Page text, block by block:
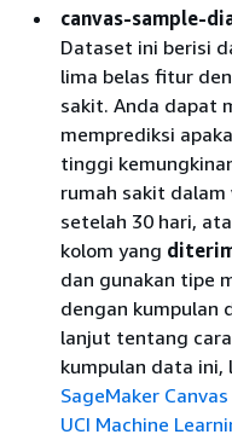
canvas-sample-
Dataset ini berisi
lima belas fitur
sakit. Anda dapat
memprediksi
tinggi
rumah sakit
setelah 30 hari,
kolom yang
dan gunakan tipe
dengan kumpulan
lanjut tentang
kumpulan data ini,
SageMaker Canvas
UCI Machine